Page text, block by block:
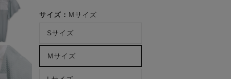
サイズ： Mサイズ
Sサイズ
Mサイズ